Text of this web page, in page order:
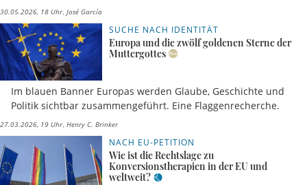
30.05.2026, 18 Uhr José García
SUCHE NACH IDENTITÄT
Europa und die zwölf goldenen Sterne der
Muttergottes
Im blauen Banner Europas werden Glaube, Geschichte und
Politik sichtbar zusammengeführt. Eine Flaggenrecherche.
27.03.2026, 19 Uhr Henry C. Brinker
NACH EU-PETITION
Wie ist die Rechtslage zu
Konversionstherapien in der EU und
weltweit?